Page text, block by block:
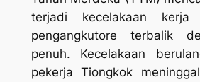
terjadi kecelakaan kerja
pengangkutore terbalik
penuh. Kecelakaan
pekerja Tiongkok